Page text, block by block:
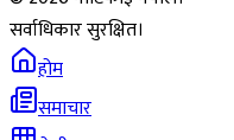
सर्वाधिकार सुरक्षित।
होम
समाचार